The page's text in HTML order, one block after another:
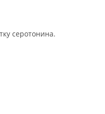
серотонина.